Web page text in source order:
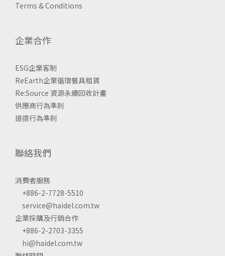
Terms & Conditions
企業合作
ESG企業客制
ReEarth企業循環餐具租賃
Re:Source 資源永續回收計畫
供應商行為準則
道德行為準則
聯絡我們
消費者服務
+886-2-7728-5510
service@haidel.com.tw
企業採購及行銷合作
+886-2-2703-3355
hi@haidel.com.tw